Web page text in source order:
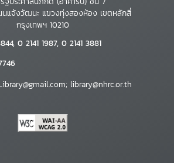
แจ้งวัฒนะ แขวงทุ่งสองห้อง เขตหลักสี่
กรุงเทพฯ 10210
0 2141 1987, 0 2141 3881
library@nhrc.or.th